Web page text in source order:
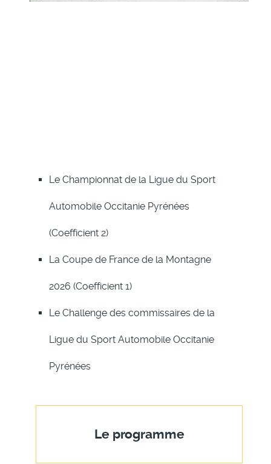
Le Championnat de la Ligue du Sport
Automobile Occitanie Pyrénées
(Coefficient 2)
La Coupe de France de la Montagne
2026 (Coefficient 1)
Le Challenge des commissaires de la
Ligue du Sport Automobile Occitanie
Pyrénées
Le programme